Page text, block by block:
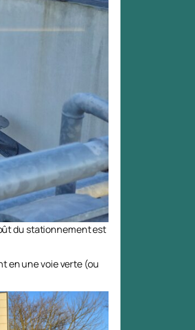
du stationnement est
en une voie verte (ou